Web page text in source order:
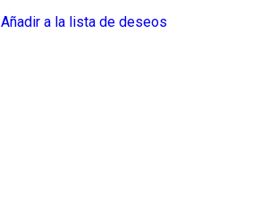
Añadir a la lista de deseos